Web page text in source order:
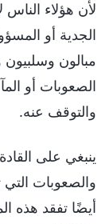
لأن هؤلاء
الجدية أو
مبالون
الصعوبات أو
والتوقف عنه.
ينبغي على
والصعوبات
أيضًا تفقد هذه